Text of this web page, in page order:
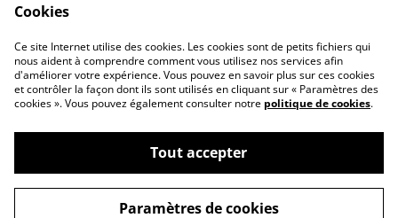
Contactez-nous
Conditions
Politique de
confidentialité
Politique de cookies
©2026QUINCAILLERIE DE LA SCIE
Cookies
Ce site Internet utilise des cookies. Les cookies sont de petits fichiers qui
nous aident à comprendre comment vous utilisez nos services afin
d'améliorer votre expérience. Vous pouvez en savoir plus sur ces cookies
et contrôler la façon dont ils sont utilisés en cliquant sur « Paramètres des
cookies ». Vous pouvez également consulter notre politique de cookies.
Tout accepter
Paramètres de cookies